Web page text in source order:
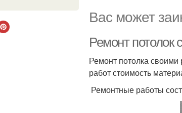
Вас может
Ремонт потолок
Ремонт потолка своими
работ стоимость
Ремонтные работы